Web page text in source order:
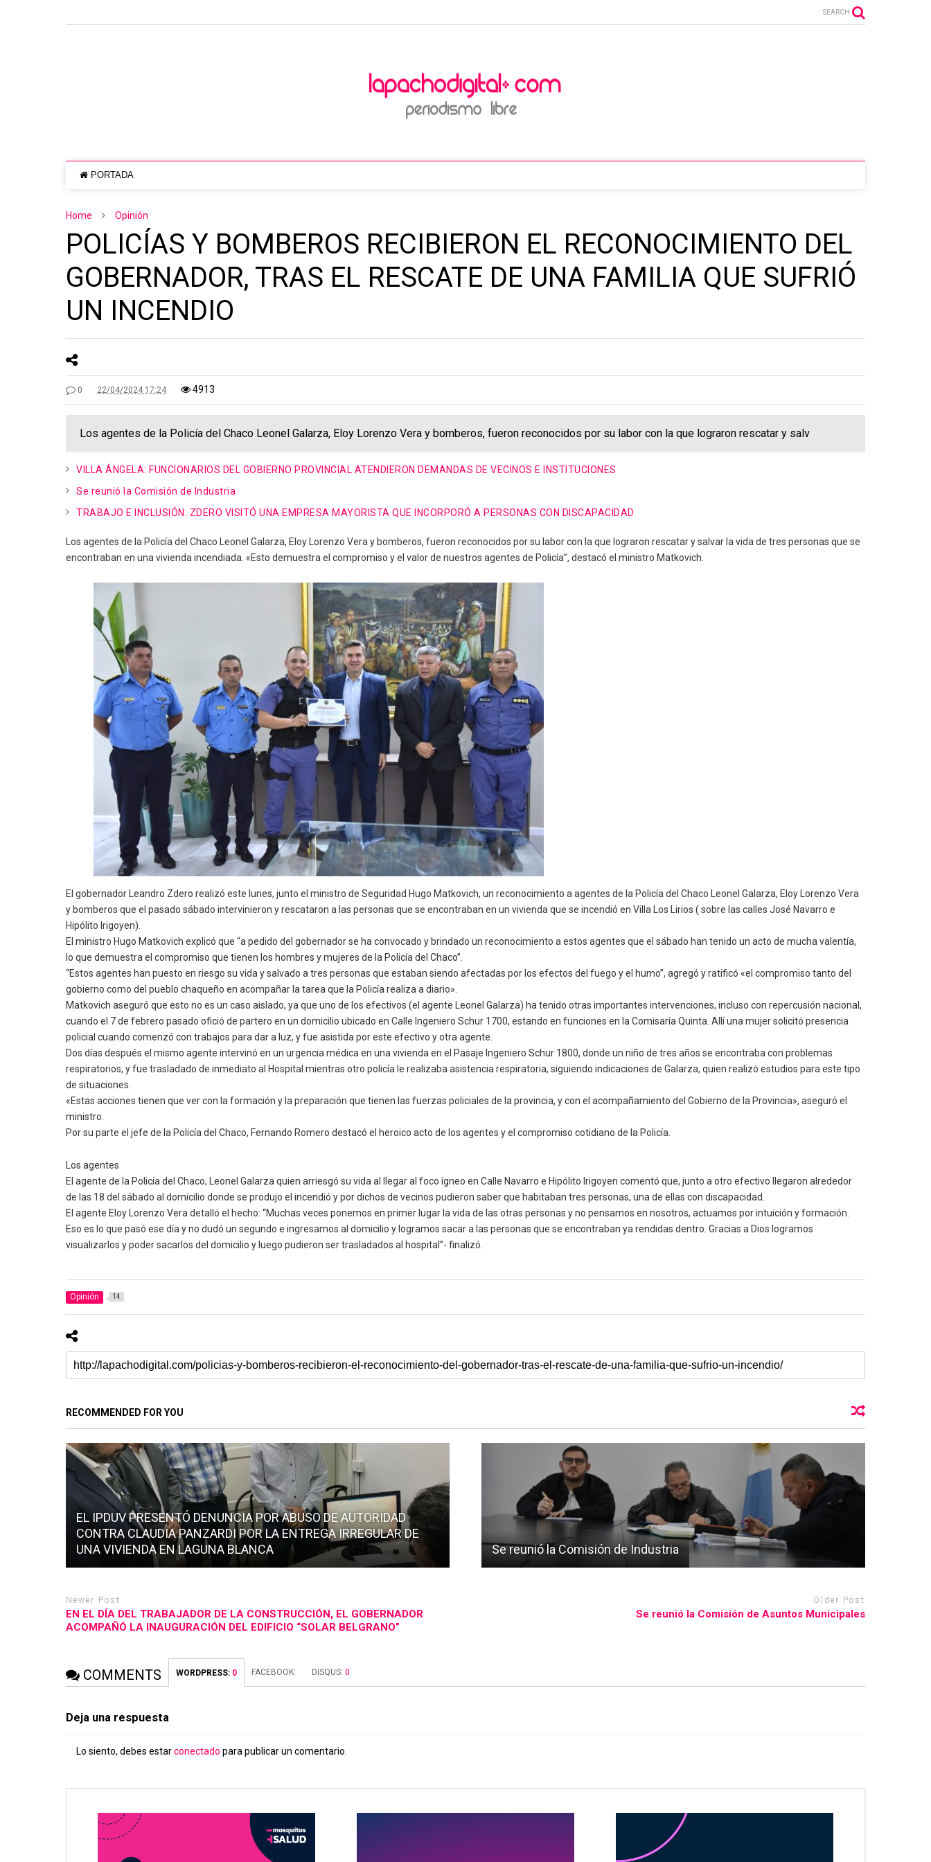
SEARCH
PORTADA
Home Opinión
POLICÍAS Y BOMBEROS RECIBIERON EL RECONOCIMIENTO DEL
GOBERNADOR, TRAS EL RESCATE DE UNA FAMILIA QUE SUFRIÓ
UN INCENDIO
0 22/04/2024 17:24 4913
Los agentes de la Policía del Chaco Leonel Galarza, Eloy Lorenzo Vera y bomberos, fueron reconocidos por su labor con la que lograron rescatar y salv
VILLA ÁNGELA: FUNCIONARIOS DEL GOBIERNO PROVINCIAL ATENDIERON DEMANDAS DE VECINOS E INSTITUCIONES
Se reunió la Comisión de Industria
TRABAJO E INCLUSIÓN: ZDERO VISITÓ UNA EMPRESA MAYORISTA QUE INCORPORÓ A PERSONAS CON DISCAPACIDAD
Los agentes de la Policía del Chaco Leonel Galarza, Eloy Lorenzo Vera y bomberos, fueron reconocidos por su labor con la que lograron rescatar y salvar la vida de tres personas que se
encontraban en una vivienda incendiada. «Esto demuestra el compromiso y el valor de nuestros agentes de Policía”, destacó el ministro Matkovich.
El gobernador Leandro Zdero realizó este lunes, junto el ministro de Seguridad Hugo Matkovich, un reconocimiento a agentes de la Policía del Chaco Leonel Galarza, Eloy Lorenzo Vera
y bomberos que el pasado sábado intervinieron y rescataron a las personas que se encontraban en un vivienda que se incendió en Villa Los Lirios ( sobre las calles José Navarro e
Hipólito Irigoyen).
El ministro Hugo Matkovich explicó que “a pedido del gobernador se ha convocado y brindado un reconocimiento a estos agentes que el sábado han tenido un acto de mucha valentía,
lo que demuestra el compromiso que tienen los hombres y mujeres de la Policía del Chaco”.
“Estos agentes han puesto en riesgo su vida y salvado a tres personas que estaban siendo afectadas por los efectos del fuego y el humo”, agregó y ratificó «el compromiso tanto del
gobierno como del pueblo chaqueño en acompañar la tarea que la Policía realiza a diario».
Matkovich aseguró que esto no es un caso aislado, ya que uno de los efectivos (el agente Leonel Galarza) ha tenido otras importantes intervenciones, incluso con repercusión nacional,
cuando el 7 de febrero pasado ofició de partero en un domicilio ubicado en Calle Ingeniero Schur 1700, estando en funciones en la Comisaría Quinta. Allí una mujer solicitó presencia
policial cuando comenzó con trabajos para dar a luz, y fue asistida por este efectivo y otra agente.
Dos días después el mismo agente intervinó en un urgencia médica en una vivienda en el Pasaje Ingeniero Schur 1800, donde un niño de tres años se encontraba con problemas
respiratorios, y fue trasladado de inmediato al Hospital mientras otro policía le realizaba asistencia respiratoria, siguiendo indicaciones de Galarza, quien realizó estudios para este tipo
de situaciones.
«Estas acciones tienen que ver con la formación y la preparación que tienen las fuerzas policiales de la provincia, y con el acompañamiento del Gobierno de la Provincia», aseguró el
ministro.
Por su parte el jefe de la Policía del Chaco, Fernando Romero destacó el heroico acto de los agentes y el compromiso cotidiano de la Policía.
Los agentes
El agente de la Policía del Chaco, Leonel Galarza quien arriesgó su vida al llegar al foco ígneo en Calle Navarro e Hipólito Irigoyen comentó que, junto a otro efectivo llegaron alrededor
de las 18 del sábado al domicilio donde se produjo el incendió y por dichos de vecinos pudieron saber que habitaban tres personas, una de ellas con discapacidad.
El agente Eloy Lorenzo Vera detalló el hecho: “Muchas veces ponemos en primer lugar la vida de las otras personas y no pensamos en nosotros, actuamos por intuición y formación.
Eso es lo que pasó ese día y no dudó un segundo e ingresamos al domicilio y logramos sacar a las personas que se encontraban ya rendidas dentro. Gracias a Dios logramos
visualizarlos y poder sacarlos del domicilio y luego pudieron ser trasladados al hospital”- finalizó.
Opinión 14
RECOMMENDED FOR YOU
EL IPDUV PRESENTÓ DENUNCIA POR ABUSO DE AUTORIDAD
CONTRA CLAUDIA PANZARDI POR LA ENTREGA IRREGULAR DE
UNA VIVIENDA EN LAGUNA BLANCA
Se reunió la Comisión de Industria
Newer Post
EN EL DÍA DEL TRABAJADOR DE LA CONSTRUCCIÓN, EL GOBERNADOR
ACOMPAÑÓ LA INAUGURACIÓN DEL EDIFICIO “SOLAR BELGRANO”
Older Post
Se reunió la Comisión de Asuntos Municipales
COMMENTS WORDPRESS: 0 FACEBOOK: DISQUS:0
Deja una respuesta
Lo siento, debes estarconectado para publicar un comentario.